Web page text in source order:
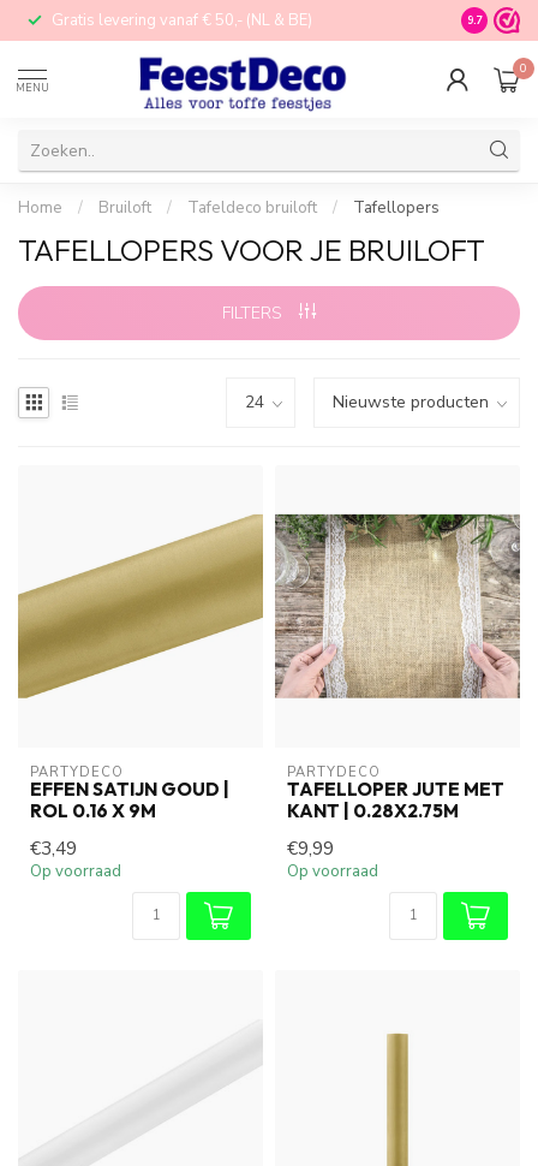
Gratis levering vanaf € 50,- (NL & BE) STORE in
9.7
MENU
0
Home / Bruiloft / Tafeldeco bruiloft / Tafellopers
TAFELLOPERS VOOR JE BRUILOFT
FILTERS
PARTYDECO
EFFEN SATIJN GOUD |
ROL 0.16 X 9M
€3,49
Op voorraad
PARTYDECO
TAFELLOPER JUTE MET
KANT | 0.28X2.75M
€9,99
Op voorraad